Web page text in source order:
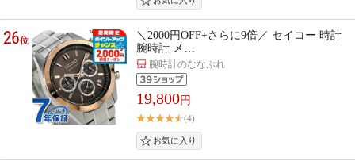
26位
＼2000円OFF+さらに9倍／ セイコー 時計
腕時計 メ…
腕時計のななぷれ
19,800円
(4)